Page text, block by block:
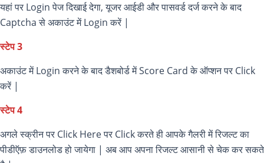
यहां पर Login पेज दिखाई देगा, यूजर आईडी और पासवर्ड दर्ज करने के बाद
Captcha से अकाउंट में Login करें |
स्टेप 3
अकाउंट में Login करने के बाद डैशबोर्ड में Score Card के ऑप्शन पर Click
करें |
स्टेप 4
अगले स्क्रीन पर Click Here पर Click करते ही आपके गैलरी में रिजल्ट का
पीडीऍफ़ डाउनलोड हो जायेगा | अब आप अपना रिजल्ट आसानी से चेक कर सकते